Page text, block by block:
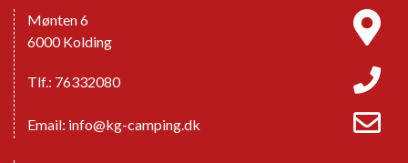
Mønten 6
6000 Kolding
Tlf.: 76332080
Email: info@kg-camping.dk